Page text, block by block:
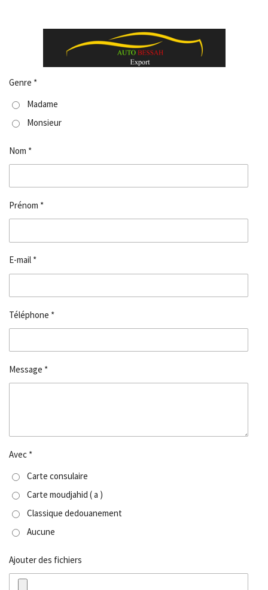
Genre *
Madame
Monsieur
Nom *
Prénom *
E-mail *
Téléphone *
Message *
Avec *
Carte consulaire
Carte moudjahid ( a )
Classique dedouanement
Aucune
Ajouter des fichiers